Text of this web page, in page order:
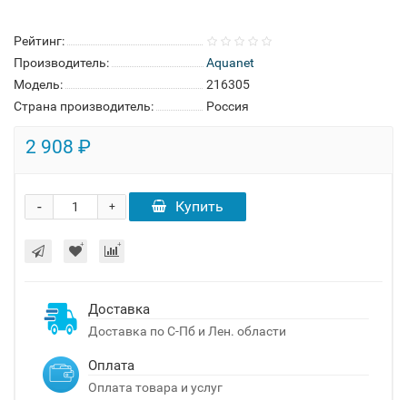
Рейтинг:
Производитель:
Aquanet
Модель:
216305
Страна производитель:
Россия
2 908 ₽
+
- Купить
Доставка
Доставка по С-Пб и Лен. области
Оплата
Оплата товара и услуг